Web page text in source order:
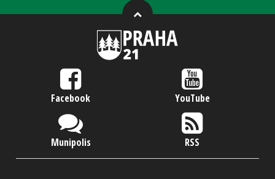
Facebook YouTube
Munipolis RSS